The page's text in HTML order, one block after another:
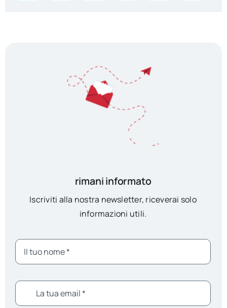
rimani informato
Iscriviti alla nostra newsletter, riceverai solo
informazioni utili.